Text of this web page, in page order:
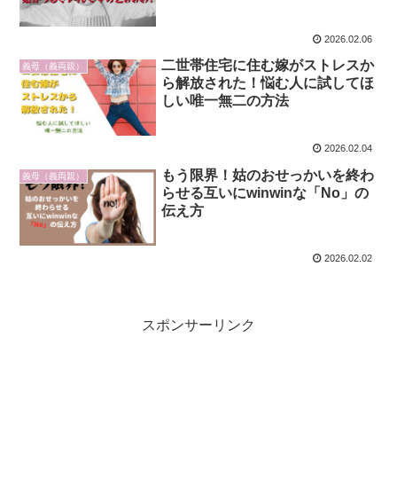
2026.02.06
義母（義両親）
二世帯住宅に住む嫁がストレスか
ら解放された！悩む人に試してほ
しい唯一無二の方法
2026.02.04
義母（義両親）
もう限界！姑のおせっかいを終わ
らせる互いにwinwinな「No」の
伝え方
2026.02.02
スポンサーリンク